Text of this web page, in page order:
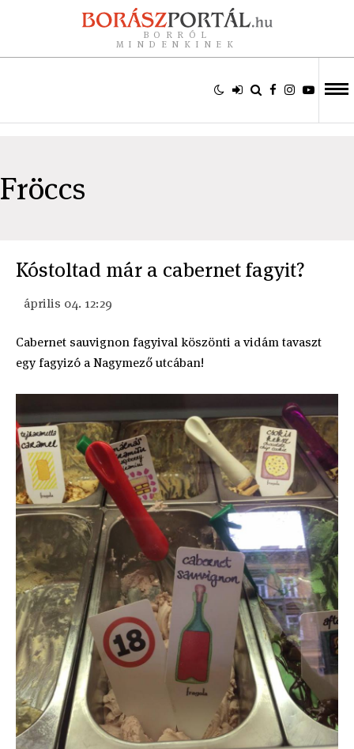
BORRÓL
MINDENKINEK
Fröccs
Kóstoltad már a cabernet fagyit?
április 04. 12:29
Cabernet sauvignon fagyival köszönti a vidám tavaszt
egy fagyizó a Nagymező utcában!